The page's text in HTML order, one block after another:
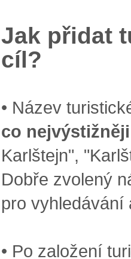
Jak přidat
cíl?
• Název
co nejvýstižněji
Karlštejn",
Dobře zvolený
pro vyhledávání
• Po založení